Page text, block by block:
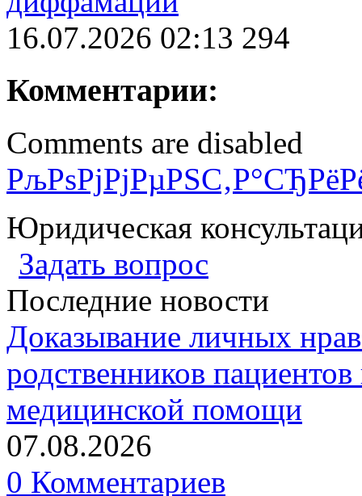
16.07.2026 02:13 294
Комментарии:
Comments are disabled
Юридическая
Задать вопрос
Последние новости
Доказывание личных
родственников
медицинской помощи
07.08.2026
0 Комментариев